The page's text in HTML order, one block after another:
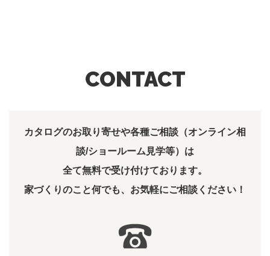
CONTACT
カタログのお取り寄せや各種ご相談（オンライン相
談/ショールーム見学等）は
全て無料で受け付けております。
家づくりのこと何でも、お気軽にご相談ください！